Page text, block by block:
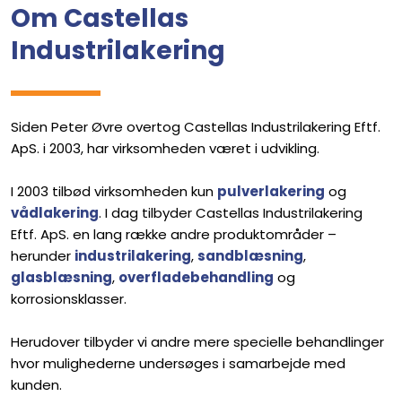
Om Castellas
Industrilakering
Siden Peter Øvre overtog Castellas Industrilakering Eftf.
ApS. i 2003, har virksomheden været i udvikling.
I 2003 tilbød virksomheden kun pulverlakering og
vådlakering. I dag tilbyder Castellas Industrilakering
Eftf. ApS. en lang række andre produktområder –
herunder industrilakering,sandblæsning,
glasblæsning, overfladebehandling og
korrosionsklasser.
Herudover tilbyder vi andre mere specielle behandlinger
hvor mulighederne undersøges i samarbejde med
kunden.